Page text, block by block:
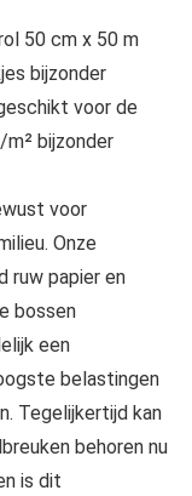
50 cm x 50 m
bijzonder
voor de
bijzonder
voor
Onze
ruw papier en
bossen
een
belastingen
Tegelijkertijd kan
behoren nu
is dit